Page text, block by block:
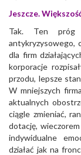
Jeszcze.
Tak. Ten próg
antykryzysowego,
dla firm
korporacje
przodu, lepsze
W mniejszych
aktualnych
ciągle zmieniać,
dotację,
indywidualne
działać jak na